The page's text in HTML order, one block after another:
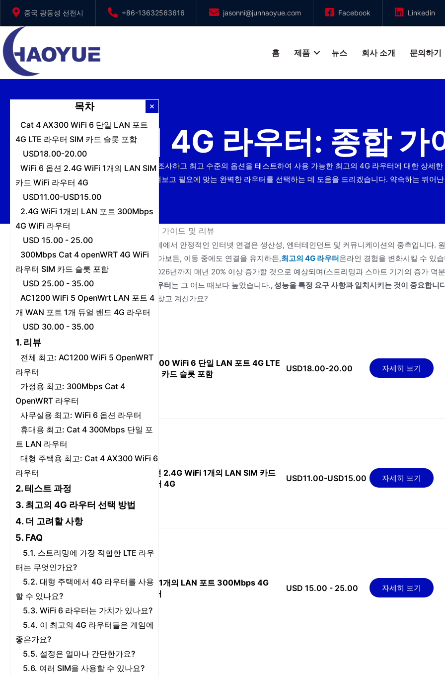
로
건
중국 광둥성 선전시 +86-13632563616 jasonni@junhaoyue.com Facebook Linkedin
홈 제품 뉴스 회사 소개 문의하기
최고의 4G 라우터: 종합 가
이 가이드에서 우리는 시장을 샅샅이 조사하고 최고 수준의 옵션을 테스트하여 사용 가능한 최고의 4G 라우터에 대한 상세
기능, 이점 및 실제 성능을 자세히 살펴보고 필요에 맞는 완벽한 라우터를 선택하는 데 도움을 드리겠습니다. 약속하는 뛰어
홈 / 뉴스 최고의 4G 라우터: 종합 가이드 및 리뷰
목차
Cat 4 AX300 WiFi 6 단일 LAN 포트
4G LTE 라우터 SIM 카드 슬롯 포함
USD18.00-20.00
WiFi 6 옵션 2.4G WiFi 1개의 LAN SIM
카드 WiFi 라우터 4G
USD11.00-USD15.00
2.4G WiFi 1개의 LAN 포트 300Mbps
4G WiFi 라우터
USD 15.00 - 25.00
300Mbps Cat 4 openWRT 4G WiFi
라우터 SIM 카드 슬롯 포함
USD 25.00 - 35.00
AC1200 WiFi 5 OpenWrt LAN 포트 4
개 WAN 포트 1개 듀얼 밴드 4G 라우터
USD 30.00 - 35.00
1. 리뷰
전체 최고: AC1200 WiFi 5 OpenWRT
라우터
가정용 최고: 300Mbps Cat 4
OpenWRT 라우터
사무실용 최고: WiFi 6 옵션 라우터
휴대용 최고: Cat 4 300Mbps 단일 포
트 LAN 라우터
대형 주택용 최고: Cat 4 AX300 WiFi 6
라우터
2. 테스트 과정
3. 최고의 4G 라우터 선택 방법
4. 더 고려할 사항
5. FAQ
5.1. 스트리밍에 가장 적합한 LTE 라우
터는 무엇인가요?
5.2. 대형 주택에서 4G 라우터를 사용
할 수 있나요?
5.3. WiFi 6 라우터는 가치가 있나요?
5.4. 이 최고의 4G 라우터들은 게임에
좋은가요?
5.5. 설정은 얼마나 간단한가요?
5.6. 여러 SIM을 사용할 수 있나요?
오늘날의 빠르게 변화하는 디지털 세계에서 안정적인 인터넷 연결은 생산성, 엔터테인먼트 및 커뮤니케이션의 중추입니다.
으로 작업하든, 좋아하는 시리즈를 몰아보든, 이동 중에도 연결을 유지하든,최고의 4G 라우터온라인 경험을 변화시킬 수 있습
다. 글로벌 모바일 데이터 트래픽은 2026년까지 매년 20% 이상 증가할 것으로 예상되며(스트리밍과 스마트 기기의 증가 덕분
에), 고품질에 대한 수요
최고의 4G 라우터는 그 어느 때보다 높았습니다., 성능을 특정 요구 사항과 일치시키는 것이 중요합니
모든 조건을 충족하는 강력한 제품을 찾고 계신가요?
Cat 4 AX300 WiFi 6 단일 LAN 포트 4G LTE
라우터 SIM 카드 슬롯 포함
USD18.00-20.00 자세히 보기
WiFi 6 옵션 2.4G WiFi 1개의 LAN SIM 카드
WiFi 라우터 4G
USD11.00-USD15.00 자세히 보기
2.4G WiFi 1개의 LAN 포트 300Mbps 4G
WiFi 라우터
USD 15.00 - 25.00 자세히 보기